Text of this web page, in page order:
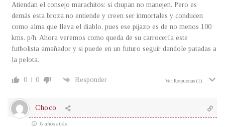
Atiendan el consejo marachitos: si chupan no manejen. Pero es
demás esta broza no entiende y creen ser inmortales y conducen
como alma que lleva el diablo, pues ese pijazo es de no menos 100
kms. p/h. Ahora veremos como queda de su carrocería este
futbolista amañador y si puede en un futuro seguir dandole patadas a
la pelota.
0 0 Responder Ver Respuestas (1)
Choco
8 años atrás